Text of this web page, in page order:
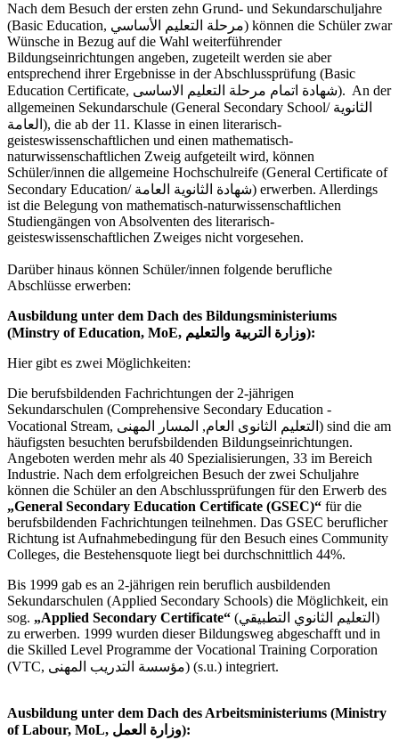
Nach dem Besuch der ersten zehn Grund- und Sekundarschuljahre
(Basic Education, مرحلة التعليم الأساسي) können die Schüler zwar
Wünsche in Bezug auf die Wahl weiterführender
Bildungseinrichtungen angeben, zugeteilt werden sie aber
entsprechend ihrer Ergebnisse in der Abschlussprüfung (Basic
Education Certificate, شهادة اتمام مرحلة التعليم الاساسى). An der
allgemeinen Sekundarschule (General Secondary School/ الثانوية
العامة), die ab der 11. Klasse in einen literarisch-
geisteswissenschaftlichen und einen mathematisch-
naturwissenschaftlichen Zweig aufgeteilt wird, können
Schüler/innen die allgemeine Hochschulreife (General Certificate of
Secondary Education/ شهادة الثانوية العامة) erwerben. Allerdings
ist die Belegung von mathematisch-naturwissenschaftlichen
Studiengängen von Absolventen des literarisch-
geisteswissenschaftlichen Zweiges nicht vorgesehen.
Darüber hinaus können Schüler/innen folgende berufliche
Abschlüsse erwerben:
Ausbildung unter dem Dach des Bildungsministeriums
(Minstry of Education, MoE, وزارة التربية والتعليم):
Hier gibt es zwei Möglichkeiten:
Die berufsbildenden Fachrichtungen der 2-jährigen
Sekundarschulen (Comprehensive Secondary Education -
Vocational Stream, التعليم الثانوى العام, المسار المهنى) sind die am
häufigsten besuchten berufsbildenden Bildungseinrichtungen.
Angeboten werden mehr als 40 Spezialisierungen, 33 im Bereich
Industrie. Nach dem erfolgreichen Besuch der zwei Schuljahre
können die Schüler an den Abschlussprüfungen für den Erwerb des
„General Secondary Education Certificate (GSEC)“ für die
berufsbildenden Fachrichtungen teilnehmen. Das GSEC beruflicher
Richtung ist Aufnahmebedingung für den Besuch eines Community
Colleges, die Bestehensquote liegt bei durchschnittlich 44%.
Bis 1999 gab es an 2-jährigen rein beruflich ausbildenden
Sekundarschulen (Applied Secondary Schools) die Möglichkeit, ein
sog. „Applied Secondary Certificate“ (التعليم الثانوي التطبيقي)
zu erwerben. 1999 wurden dieser Bildungsweg abgeschafft und in
die Skilled Level Programme der Vocational Training Corporation
(VTC, مؤسسة التدريب المهنى) (s.u.) integriert.
Ausbildung unter dem Dach des Arbeitsministeriums (Ministry
of Labour, MoL, وزارة العمل):